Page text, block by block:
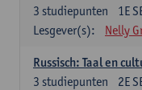
1E
3 studiepunten
Lesgever(s):
Nelly
Russisch: Taal en
2E
3 studiepunten